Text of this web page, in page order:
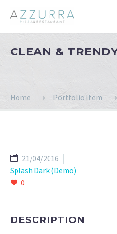
CLEAN &
Home Portfolio Item
21/04/2016
Splash Dark (Demo)
0
DESCRIPTION